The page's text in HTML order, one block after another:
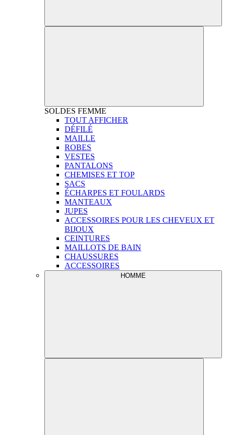
SOLDES FEMME
TOUT AFFICHER
DÉFILÉ
MAILLE
ROBES
VESTES
PANTALONS
CHEMISES ET TOP
SACS
ÉCHARPES ET FOULARDS
MANTEAUX
JUPES
ACCESSOIRES POUR LES CHEVEUX ET
BIJOUX
CEINTURES
MAILLOTS DE BAIN
CHAUSSURES
ACCESSOIRES
HOMME